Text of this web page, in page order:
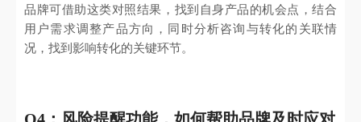
品牌可借助这类对照结果，找到自身产品的机会点，结合
用户需求调整产品方向，同时分析咨询与转化的关联情
况，找到影响转化的关键环节。